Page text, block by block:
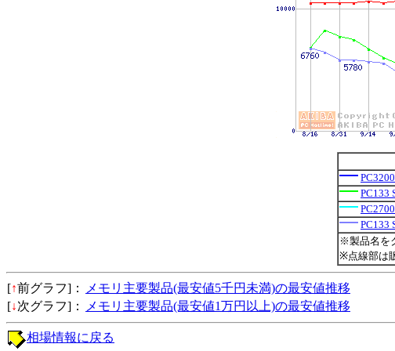
PC133
PC133
※製品名を
※点線部は
[↑前グラフ]：
メモリ主要製品(最安値5千円未満)の最安値推移
[↓次グラフ]： メモリ主要製品(最安値1万円以上)の最安値推移
相場情報に戻る